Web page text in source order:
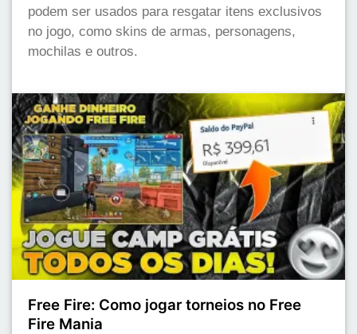
podem ser usados para resgatar itens exclusivos
no jogo, como skins de armas, personagens,
mochilas e outros.
Free Fire: Como jogar torneios no Free
Fire Mania